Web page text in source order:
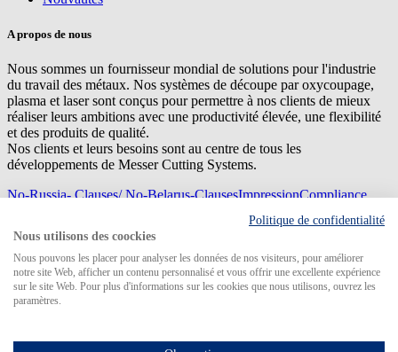
A propos de nous
Nous sommes un fournisseur mondial de solutions pour l'industrie
du travail des métaux. Nos systèmes de découpe par oxycoupage,
plasma et laser sont conçus pour permettre à nos clients de mieux
réaliser leurs ambitions avec une productivité élevée, une flexibilité
et des produits de qualité.
Nos clients et leurs besoins sont au centre de tous les
développements de Messer Cutting Systems.
No-Russia- Clauses/ No-Belarus-ClausesImpressionCompliance
© 2026 Messer Cutting Systems GmbH & Co. KG
Search for
Politique de confidentialité
Nous utilisons des coockies
Nous pouvons les placer pour analyser les données de nos visiteurs, pour améliorer
notre site Web, afficher un contenu personnalisé et vous offrir une excellente expérience
sur le site Web. Pour plus d'informations sur les cookies que nous utilisons, ouvrez les
paramètres.